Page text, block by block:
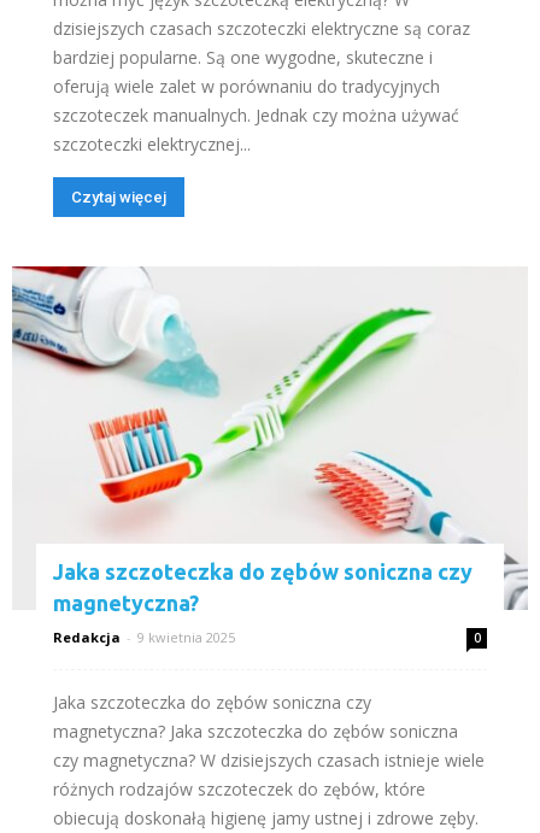
dzisiejszych czasach szczoteczki elektryczne są coraz
bardziej popularne. Są one wygodne, skuteczne i
oferują wiele zalet w porównaniu do tradycyjnych
szczoteczek manualnych. Jednak czy można używać
szczoteczki elektrycznej...
Czytaj więcej
Jaka szczoteczka do zębów soniczna czy
magnetyczna?
Redakcja - 9 kwietnia 2025 0
Jaka szczoteczka do zębów soniczna czy
magnetyczna? Jaka szczoteczka do zębów soniczna
czy magnetyczna? W dzisiejszych czasach istnieje wiele
różnych rodzajów szczoteczek do zębów, które
obiecują doskonałą higienę jamy ustnej i zdrowe zęby.